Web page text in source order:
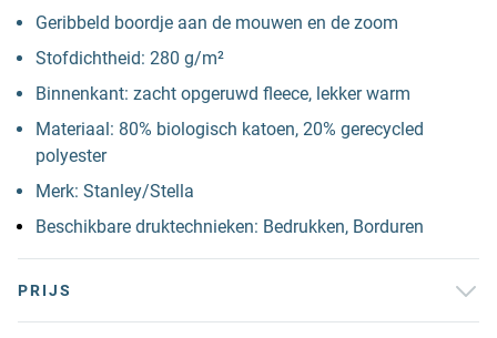
Geribbeld boordje aan de mouwen en de zoom
Stofdichtheid: 280 g/m²
Binnenkant: zacht opgeruwd fleece, lekker warm
Materiaal: 80% biologisch katoen, 20% gerecycled
polyester
Merk: Stanley/Stella
Beschikbare druktechnieken: Bedrukken, Borduren
PRIJS